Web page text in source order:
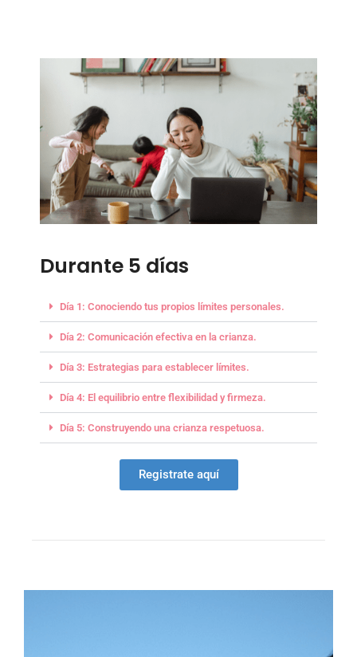
Durante 5 días
Día 1: Conociendo tus propios límites personales.
Día 2: Comunicación efectiva en la crianza.
Día 3: Estrategias para establecer límites.
Día 4: El equilibrio entre flexibilidad y firmeza.
Día 5: Construyendo una crianza respetuosa.
Registrate aquí